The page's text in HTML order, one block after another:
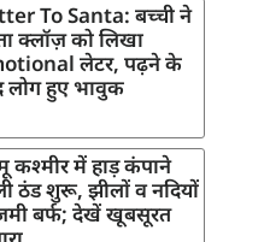
To Santa: बच्ची ने
क्लॉज़ को लिखा
लेटर, पढ़ने के
लोग हुए भावुक
कश्मीर में हाड़ कंपाने
ठंड शुरू, झीलों व नदियों
बर्फ; देखें खूबसूरत